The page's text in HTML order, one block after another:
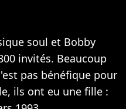
soul et Bobby
invités. Beaucoup
pas bénéfique pour
ils ont eu une fille :